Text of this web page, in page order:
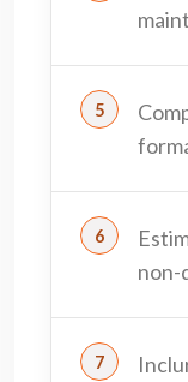
non-